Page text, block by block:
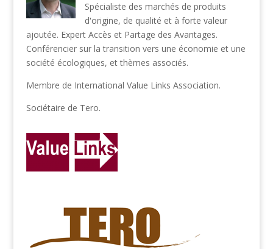
Spécialiste des marchés de produits
d'origine, de qualité et à forte valeur
ajoutée. Expert Accès et Partage des Avantages.
Conférencier sur la transition vers une économie et une
société écologiques, et thèmes associés.
Membre de International Value Links Association.
Sociétaire de Tero.